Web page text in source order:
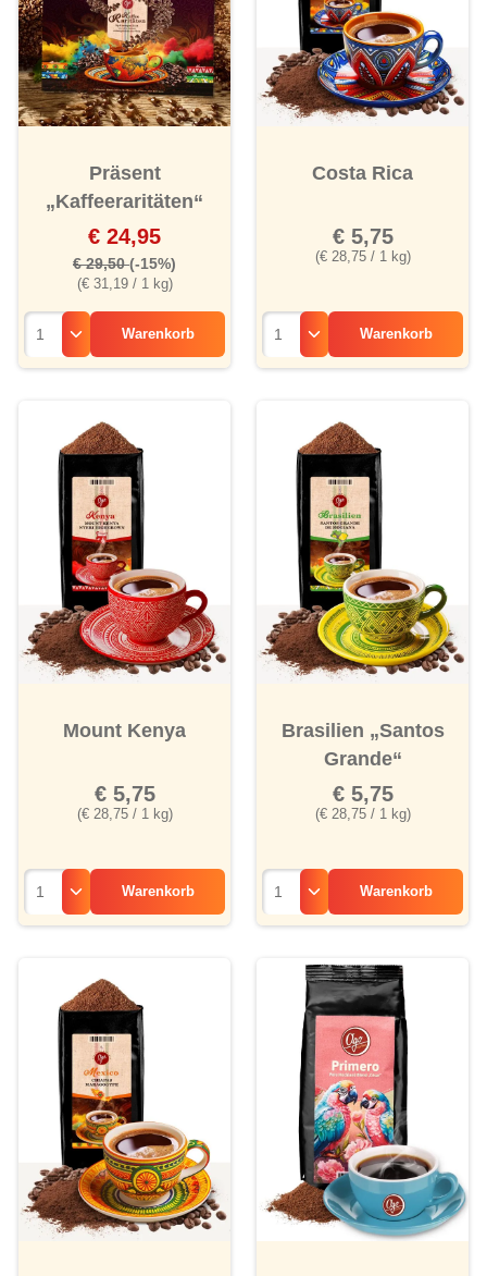
Präsent
„Kaffeeraritäten“
(€ 31,19 / 1 kg)
€ 24,95
€ 29,50(-15%)
Warenkorb
Costa Rica
(€ 28,75 / 1 kg)
€ 5,75
Warenkorb
Mount Kenya
(€ 28,75 / 1 kg)
€ 5,75
Warenkorb
Brasilien „Santos
Grande“
(€ 28,75 / 1 kg)
€ 5,75
Warenkorb